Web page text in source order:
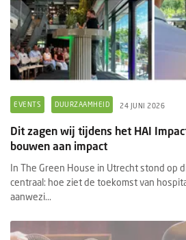
EVENTS DUURZAAMHEID 24 JUNI 2026
Dit zagen wij tijdens het HAI
bouwen aan impact
In The Green House in Utrecht stond op
centraal: hoe ziet de toekomst van
aanwezi...